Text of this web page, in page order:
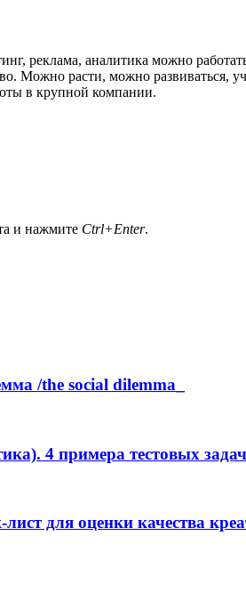
реклама, аналитика можно
Можно расти, можно развиваться,
в крупной компании.
и нажмите Ctrl+Enter.
/the social dilemma_
4 примера тестовых
для оценки качества